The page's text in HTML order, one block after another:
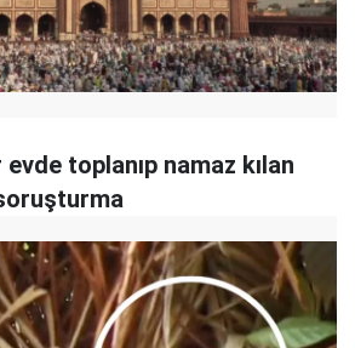
toplanıp namaz kılan